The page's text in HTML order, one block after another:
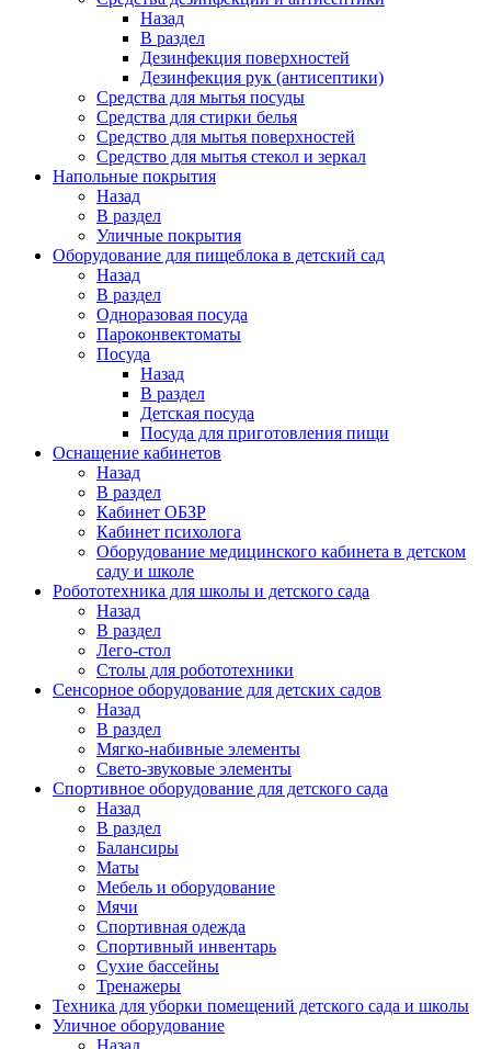
Назад
В раздел
Дезинфекция поверхностей
Дезинфекция рук (антисептики)
Средства для мытья посуды
Средства для стирки белья
Средство для мытья поверхностей
Средство для мытья стекол и зеркал
Напольные покрытия
Назад
В раздел
Уличные покрытия
Оборудование для пищеблока в детский сад
Назад
В раздел
Одноразовая посуда
Пароконвектоматы
Посуда
Назад
В раздел
Детская посуда
Посуда для приготовления пищи
Оснащение кабинетов
Назад
В раздел
Кабинет ОБЗР
Кабинет психолога
Оборудование медицинского кабинета в детском
саду и школе
Робототехника для школы и детского сада
Назад
В раздел
Лего-стол
Столы для робототехники
Сенсорное оборудование для детских садов
Назад
В раздел
Мягко-набивные элементы
Свето-звуковые элементы
Спортивное оборудование для детского сада
Назад
В раздел
Балансиры
Маты
Мебель и оборудование
Мячи
Спортивная одежда
Спортивный инвентарь
Сухие бассейны
Тренажеры
Техника для уборки помещений детского сада и школы
Уличное оборудование
Назад